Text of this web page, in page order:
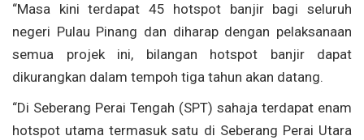
“Masa kini terdapat 45 hotspot banjir bagi seluruh
negeri Pulau Pinang dan diharap dengan pelaksanaan
semua projek ini, bilangan hotspot banjir dapat
dikurangkan dalam tempoh tiga tahun akan datang.
“Di Seberang Perai Tengah (SPT) sahaja terdapat enam
hotspot utama termasuk satu di Seberang Perai Utara